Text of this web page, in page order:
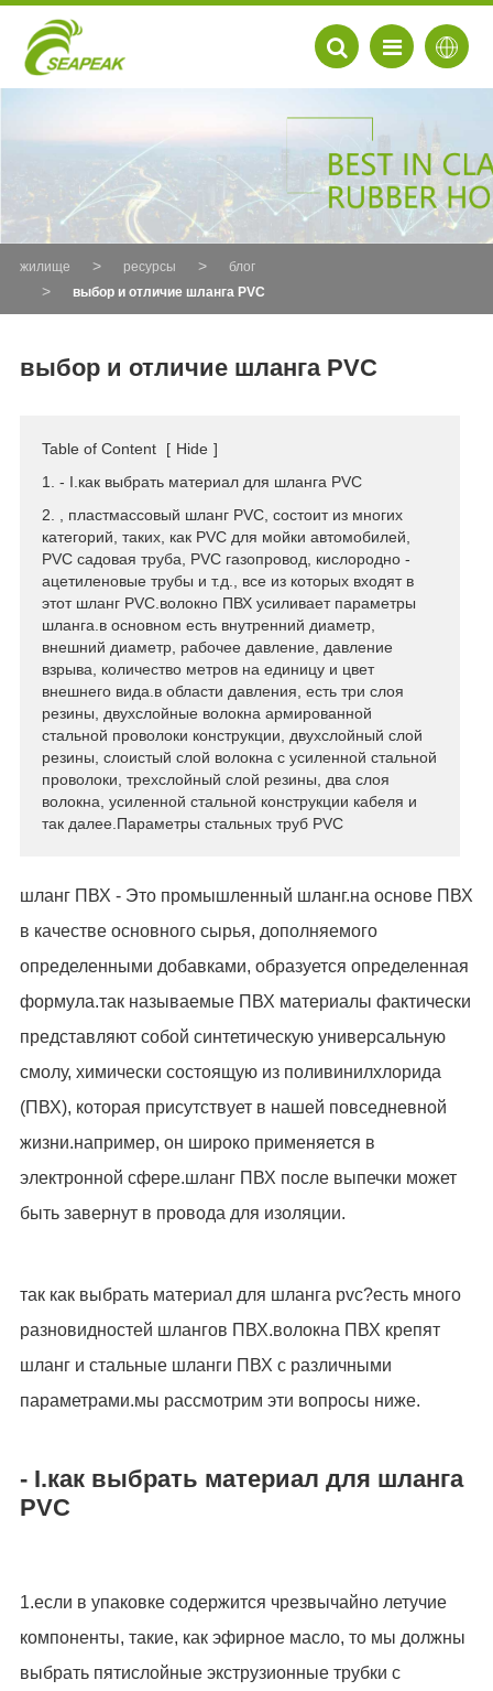
жилище ресурсы
блог
выбор и отличие шланга PVC
выбор и отличие шланга PVC
Table of Content [ Hide ]
1. - I.как выбрать материал для шланга PVC
2. , пластмассовый шланг PVC, состоит из многих
категорий, таких, как PVC для мойки автомобилей,
PVC садовая труба, PVC газопровод, кислородно -
ацетиленовые трубы и т.д., все из которых входят в
этот шланг PVC.волокно ПВХ усиливает параметры
шланга.в основном есть внутренний диаметр,
внешний диаметр, рабочее давление, давление
взрыва, количество метров на единицу и цвет
внешнего вида.в области давления, есть три слоя
резины, двухслойные волокна армированной
стальной проволоки конструкции, двухслойный слой
резины, слоистый слой волокна с усиленной стальной
проволоки, трехслойный слой резины, два слоя
волокна, усиленной стальной конструкции кабеля и
так далее.Параметры стальных труб PVC
шланг ПВХ - Это промышленный шланг.на основе ПВХ
в качестве основного сырья, дополняемого
определенными добавками, образуется определенная
формула.так называемые ПВХ материалы фактически
представляют собой синтетическую универсальную
смолу, химически состоящую из поливинилхлорида
(ПВХ), которая присутствует в нашей повседневной
жизни.например, он широко применяется в
электронной сфере.шланг ПВХ после выпечки может
быть завернут в провода для изоляции.
так как выбрать материал для шланга pvc?есть много
разновидностей шлангов ПВХ.волокна ПВХ крепят
шланг и стальные шланги ПВХ с различными
параметрами.мы рассмотрим эти вопросы ниже.
- I.как выбрать материал для шланга
PVC
1.если в упаковке содержится чрезвычайно летучие
компоненты, такие, как эфирное масло, то мы должны
выбрать пятислойные экструзионные трубки с